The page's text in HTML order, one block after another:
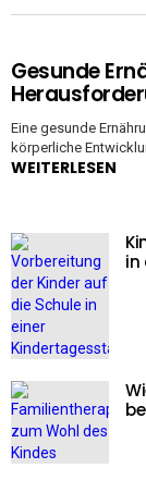
Gesunde
Eine gesunde
körperliche
WEITERLESEN
in